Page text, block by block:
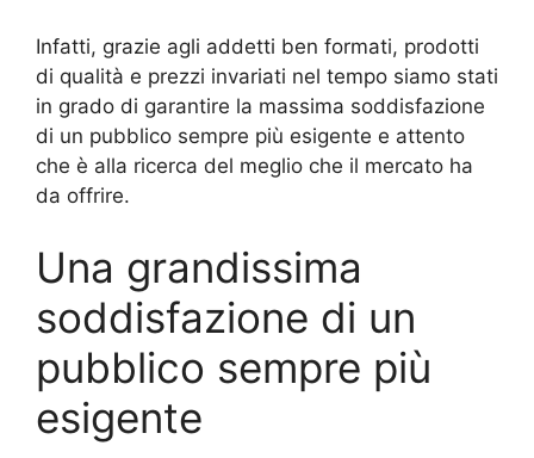
Infatti, grazie agli addetti ben formati, prodotti
di qualità e prezzi invariati nel tempo siamo stati
in grado di garantire la massima soddisfazione
di un pubblico sempre più esigente e attento
che è alla ricerca del meglio che il mercato ha
da offrire.
Una grandissima
soddisfazione di un
pubblico sempre più
esigente